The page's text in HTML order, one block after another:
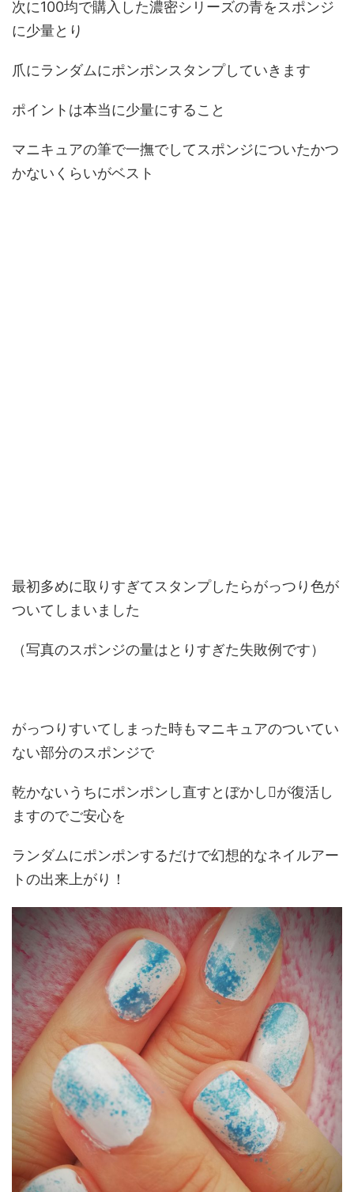
次に100均で購入した濃密シリーズの青をスポンジ
に少量とり
爪にランダムにポンポンスタンプしていきます
ポイントは本当に少量にすること
マニキュアの筆で一撫でしてスポンジについたかつ
かないくらいがベスト
最初多めに取りすぎてスタンプしたらがっつり色が
ついてしまいました
（写真のスポンジの量はとりすぎた失敗例です）
がっつりすいてしまった時もマニキュアのついてい
ない部分のスポンジで
乾かないうちにポンポンし直すとぼかしが復活し
ますのでご安心を
ランダムにポンポンするだけで幻想的なネイルアー
トの出来上がり！